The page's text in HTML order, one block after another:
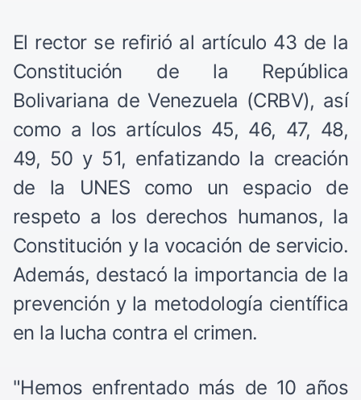
El rector se refirió al artículo 43 de la
Constitución de la República
Bolivariana de Venezuela (CRBV), así
como a los artículos 45, 46, 47, 48,
49, 50 y 51, enfatizando la creación
de la UNES como un espacio de
respeto a los derechos humanos, la
Constitución y la vocación de servicio.
Además, destacó la importancia de la
prevención y la metodología científica
en la lucha contra el crimen.
"Hemos enfrentado más de 10 años